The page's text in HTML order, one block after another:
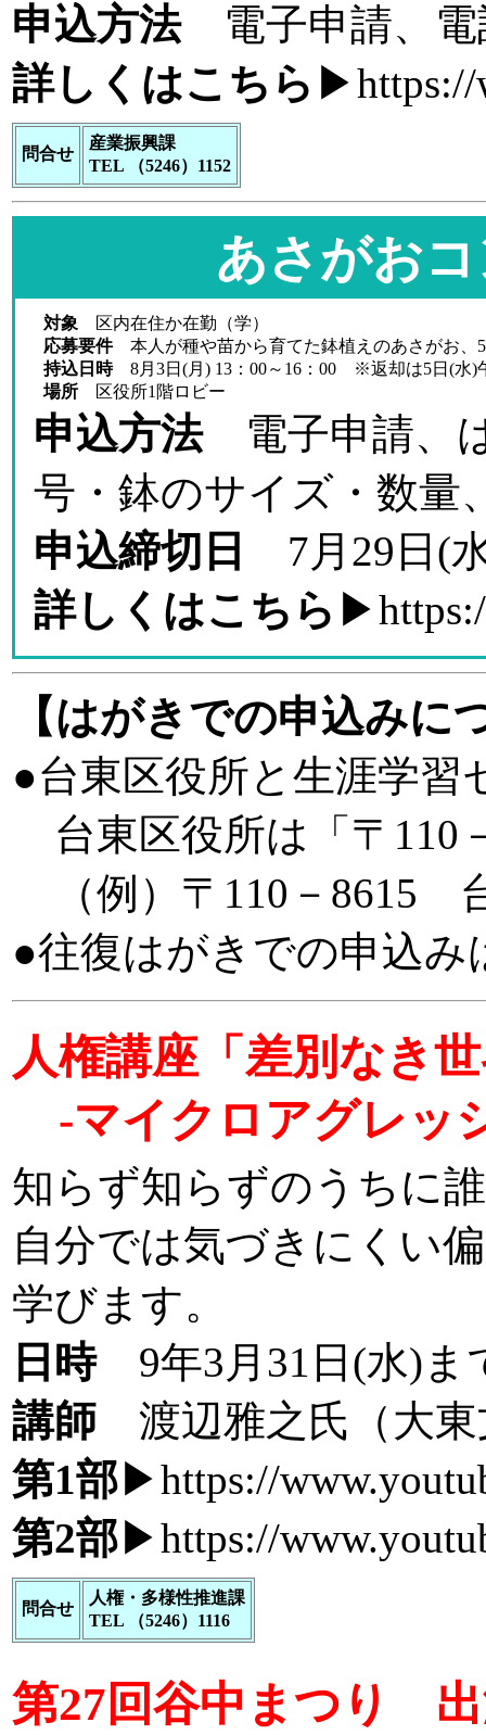
申込方法電子申請、電
詳しくはこちら ▶
問合せ
産業振興課
TEL （5246）1152
あさがお
対象 区内在住か在勤（学）
応募要件本人が種や苗から育てた鉢植えのあさがお、
持込日時8月3日(月) 13：00～16：00 ※返却は5日(水)
場所 区役所1階ロビー
申込方法電子申請、は
号・鉢のサイズ・数
申込締切日
7月29日(
詳しくはこちら ▶
【はがきでの申込みに
●台東区役所と生涯学習
台東区役所は「〒110
（例）〒110－8615
●往復はがきでの申込
人権講座「差別なき
-マイクロアグレッ
知らず知らずのうちに
自分では気づきにくい
学びます。
日時9年3月31日(水)ま
講師 渡辺雅之氏（大東
第1部▶https://
第2部▶https://
問合せ
人権・多様性推進課
TEL （5246）1116
第27回谷中まつり